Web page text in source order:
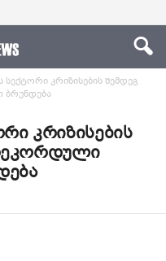
სექტორი კრიზისების შემდეგ
ბრუნდება
კრიზისების